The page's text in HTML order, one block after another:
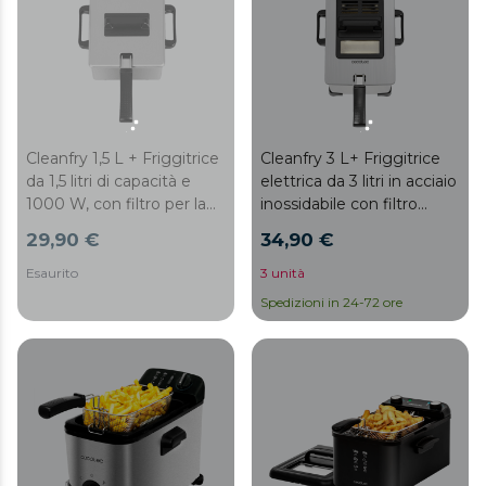
odori. CleanFry 3 L Full
Cleanfry 1,5 L + Friggitrice
da 1,5 litri di capacità e
1000 W, con filtro per la
29,90 €
Esaurito
Cleanfry 3 L+ Friggitrice
elettrica da 3 litri in acciaio
inossidabile con filtro
l’olio pulito, 2000 W di
potenza, coperchio con
finestrella e filtro anti-
odori.
34,90 €
3 unità
Spedizioni in 24-72 ore